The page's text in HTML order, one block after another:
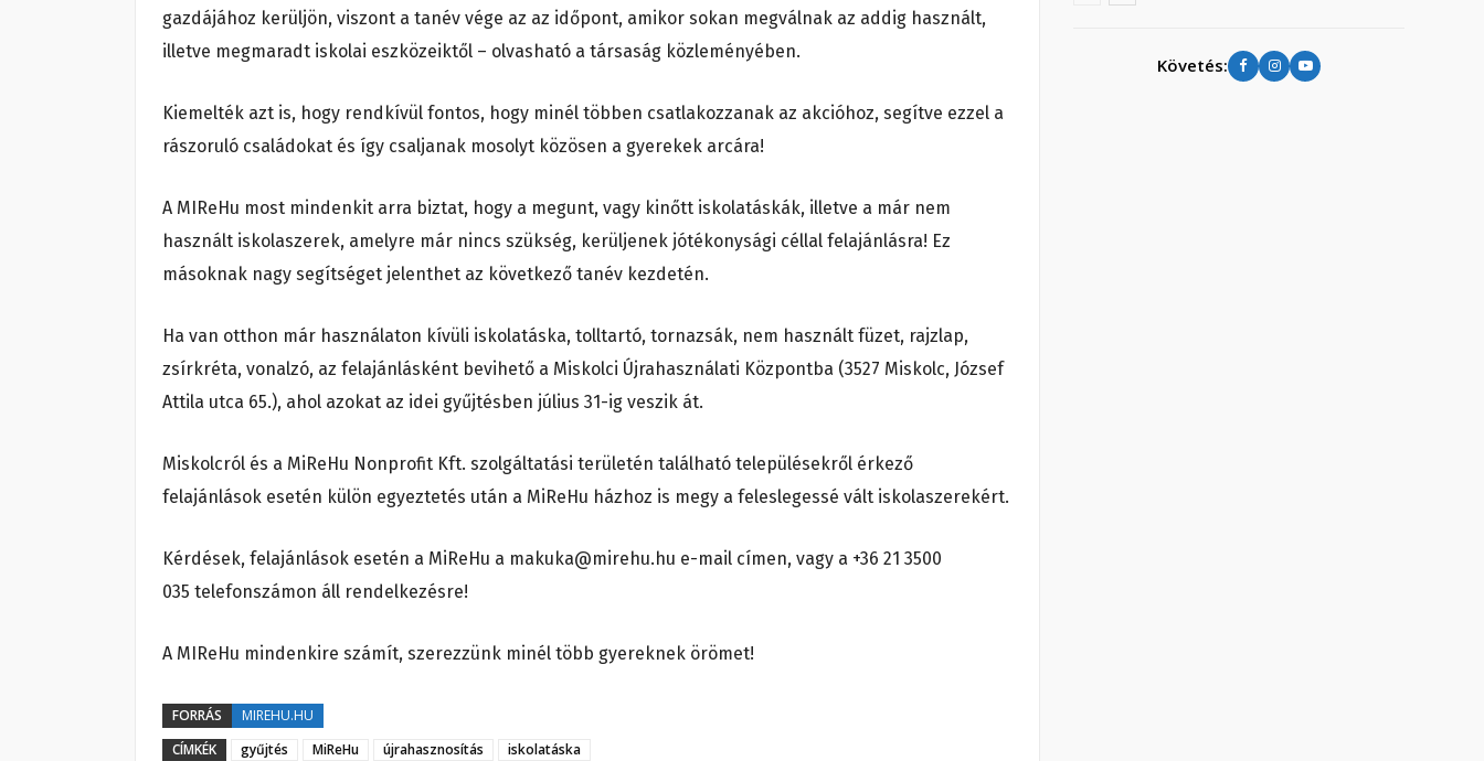
gazdájához kerüljön, viszont a tanév vége az az időpont, amikor sokan megválnak az addig használt,
illetve megmaradt iskolai eszközeiktől – olvasható a társaság közleményében.
Kiemelték azt is, hogy rendkívül fontos, hogy minél többen csatlakozzanak az akcióhoz, segítve ezzel a
rászoruló családokat és így csaljanak mosolyt közösen a gyerekek arcára!
A MIReHu most mindenkit arra biztat, hogy a megunt, vagy kinőtt iskolatáskák, illetve a már nem
használt iskolaszerek, amelyre már nincs szükség, kerüljenek jótékonysági céllal felajánlásra! Ez
másoknak nagy segítséget jelenthet az következő tanév kezdetén.
Ha van otthon már használaton kívüli iskolatáska, tolltartó, tornazsák, nem használt füzet, rajzlap,
zsírkréta, vonalzó, az felajánlásként bevihető a Miskolci Újrahasználati Központba (3527 Miskolc, József
Attila utca 65.), ahol azokat az idei gyűjtésben július 31-ig veszik át.
Miskolcról és a MiReHu Nonprofit Kft. szolgáltatási területén található településekről érkező
felajánlások esetén külön egyeztetés után a MiReHu házhoz is megy a feleslegessé vált iskolaszerekért.
Kérdések, felajánlások esetén a MiReHu a makuka@mirehu.hu e-mail címen, vagy a +36 21 3500
035 telefonszámon áll rendelkezésre!
A MIReHu mindenkire számít, szerezzünk minél több gyereknek örömet!
FORRÁS
MIREHU.HU
CÍMKÉK
gyűjtés MiReHu újrahasznosítás iskolatáska
Követés: